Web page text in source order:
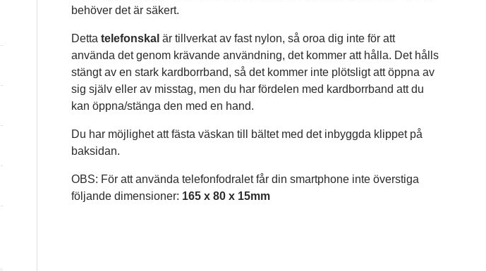
behöver det är säkert.
Dettatelefonskalär tillverkat av fast nylon, så oroa dig inte för att
använda det genom krävande användning, det kommer att hålla. Det hålls
stängt av en stark kardborrband, så det kommer inte plötsligt att öppna av
sig själv eller av misstag, men du har fördelen med kardborrband att du
kan öppna/stänga den med en hand.
Du har möjlighet att fästa väskan till bältet med det inbyggda klippet på
baksidan.
OBS: För att använda telefonfodralet får din smartphone inte överstiga
följande dimensioner: 165 x 80 x 15mm